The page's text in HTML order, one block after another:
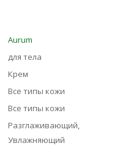
Aurum
для тела
Крем
Все типы кожи
Все типы кожи
Разглаживающий,
Увлажняющий